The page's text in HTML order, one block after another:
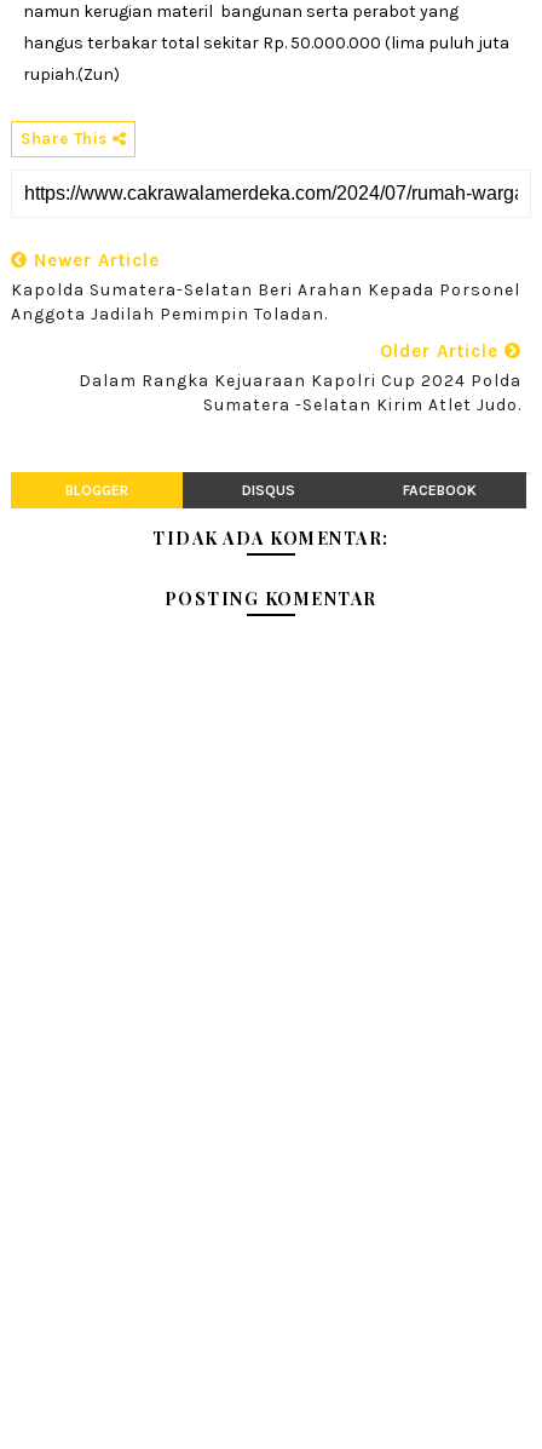
namun kerugian materil bangunan serta perabot yang
hangus terbakar total sekitar Rp. 50.000.000 (lima puluh juta
rupiah.(Zun)
Share This
Newer Article
Kapolda Sumatera-Selatan Beri Arahan Kepada Porsonel
Anggota Jadilah Pemimpin Toladan.
Older Article
Dalam Rangka Kejuaraan Kapolri Cup 2024 Polda
Sumatera -Selatan Kirim Atlet Judo.
BLOGGER DISQUS FACEBOOK
TIDAK ADA KOMENTAR:
POSTING KOMENTAR